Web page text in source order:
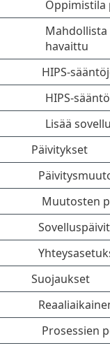
Oppimistila
havaittu
HIPS-
HIPS-
Lisää
Päivitykset
Muutosten
Suojaukset
Prosessien